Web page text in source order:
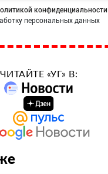
конфиденциальности
персональных данных
ЧИТАЙТЕ «УГ» В: